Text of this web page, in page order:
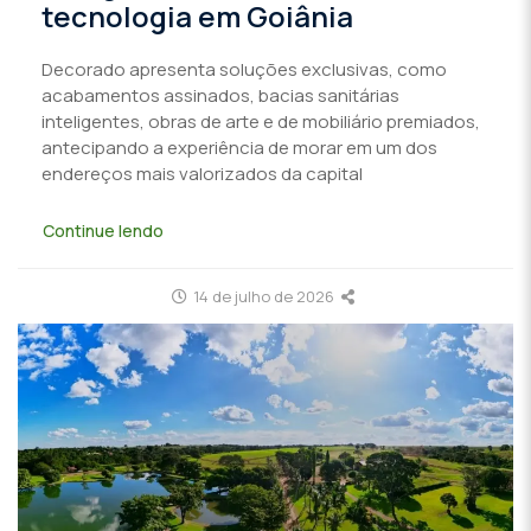
tecnologia em Goiânia
Decorado apresenta soluções exclusivas, como
acabamentos assinados, bacias sanitárias
inteligentes, obras de arte e de mobiliário premiados,
antecipando a experiência de morar em um dos
endereços mais valorizados da capital
Continue lendo
14 de julho de 2026